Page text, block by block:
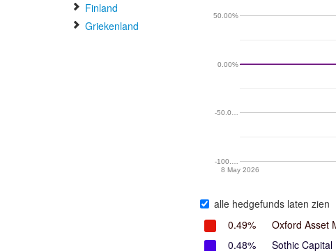
Finland
Griekenland
8 May 2026
-100.…
-50.0…
0.00%
50.00%
alle hedgefunds laten zien
0.49%
Oxford Asset
0.48%
Sothic